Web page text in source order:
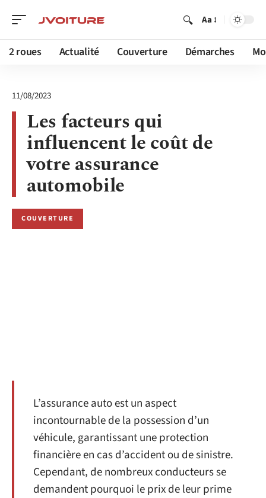
Aa
2 roues Actualité Couverture Démarches
11/08/2023
Les facteurs qui
influencent le coût de
votre assurance
automobile
COUVERTURE
L’assurance auto est un aspect
incontournable de la possession d’un
véhicule, garantissant une protection
financière en cas d’accident ou de sinistre.
Cependant, de nombreux conducteurs se
demandent pourquoi le prix de leur prime